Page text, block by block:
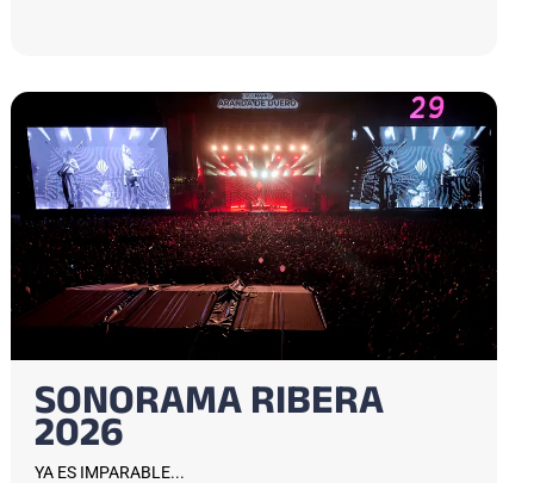
SONORAMA RIBERA
2026
YA ES IMPARABLE...